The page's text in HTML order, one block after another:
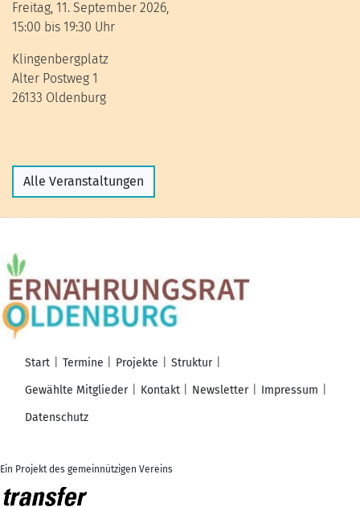
Freitag, 11. September 2026,
15:00 bis 19:30 Uhr
Klingenbergplatz
Alter Postweg 1
26133 Oldenburg
Alle Veranstaltungen
Start Termine Projekte
Struktur
Gewählte Mitglieder
Kontakt Newsletter
Impressum
Datenschutz
Ein Projekt des gemeinnützigen Vereins